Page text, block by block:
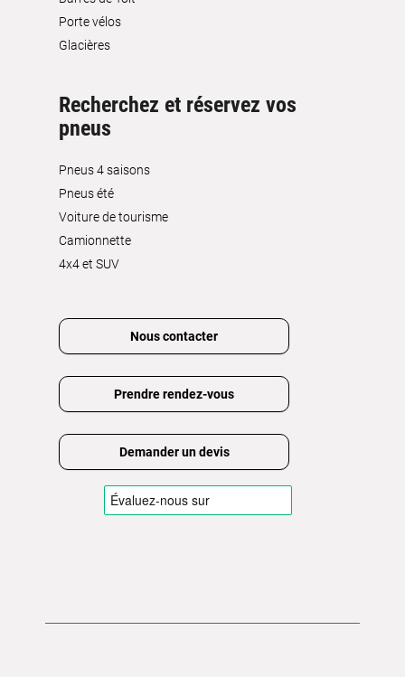
Porte vélos
Glacières
Recherchez et réservez vos
pneus
Pneus 4 saisons
Pneus été
Voiture de tourisme
Camionnette
4x4 et SUV
Nous contacter
Prendre rendez-vous
Demander un devis